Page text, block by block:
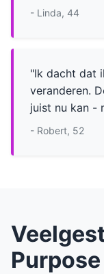
- Linda, 44
"Ik dacht dat
veranderen.
juist nu kan -
- Robert, 52